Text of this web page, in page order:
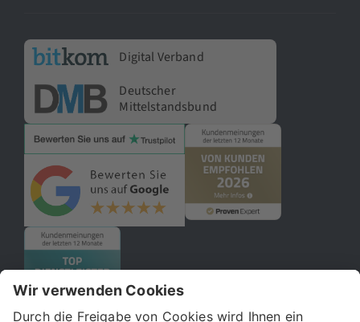
Digital Verband
Deutscher
Mittelstandsbund